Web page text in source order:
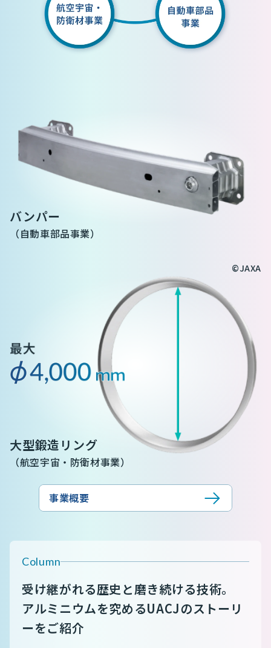
バンパー
（自動車部品事業）
©︎JAXA
大型鍛造リング
（航空宇宙・防衛材事業）
事業概要
Column
受け継がれる歴史と磨き続ける技術。
アルミニウムを究めるUACJのストーリ
ーをご紹介